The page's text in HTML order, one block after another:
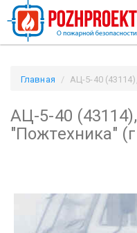
Главная
АЦ-5-40
АЦ-5-40
"Пожтехника"